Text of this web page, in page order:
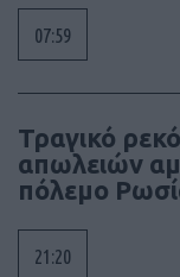
07:59
Τραγικό
απωλειών
πόλεμο
21:20